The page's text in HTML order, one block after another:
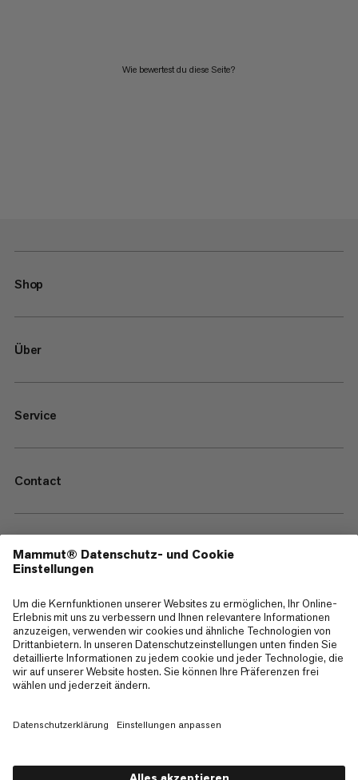
Wie bewertest du diese Seite?
Shop
Über
Service
Contact
—
Sitemap
Cookies
Impressum